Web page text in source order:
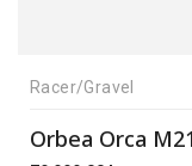
Racer/Gravel
Orbea Orca